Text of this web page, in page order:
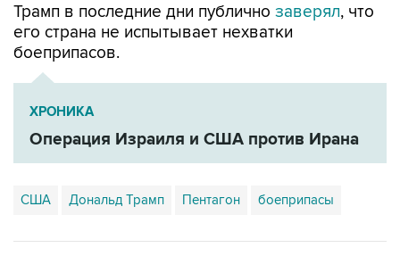
Трамп в последние дни публично заверял, что
его страна не испытывает нехватки
боеприпасов.
ХРОНИКА
Операция Израиля и США против Ирана
США Дональд Трамп Пентагон боеприпасы